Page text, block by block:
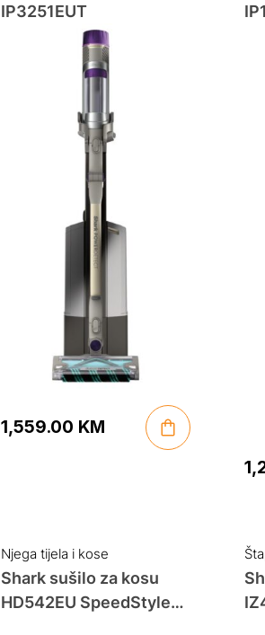
IP3251EUT
1,559.00 KM
Njega tijela i kose
Shark sušilo za kosu
HD542EU SpeedStyle